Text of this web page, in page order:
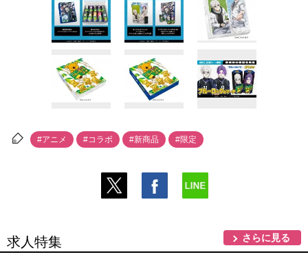
#アニメ #コラボ #新商品 #限定
求人特集 さらに見る